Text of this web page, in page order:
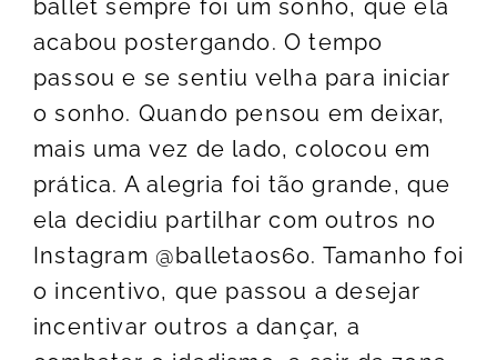
ballet sempre foi um sonho, que ela
acabou postergando. O tempo
passou e se sentiu velha para iniciar
o sonho. Quando pensou em deixar,
mais uma vez de lado, colocou em
prática. A alegria foi tão grande, que
ela decidiu partilhar com outros no
Instagram @balletaos60. Tamanho foi
o incentivo, que passou a desejar
incentivar outros a dançar, a